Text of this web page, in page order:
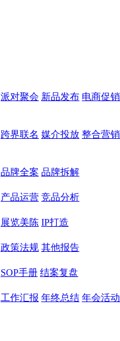
派对聚会 新品发布 电商促销
跨界联名 媒介投放 整合营销
品牌全案 品牌拆解
产品运营 竞品分析
展览美陈 IP打造
政策法规 其他报告
SOP手册 结案复盘
工作汇报 年终总结 年会活动